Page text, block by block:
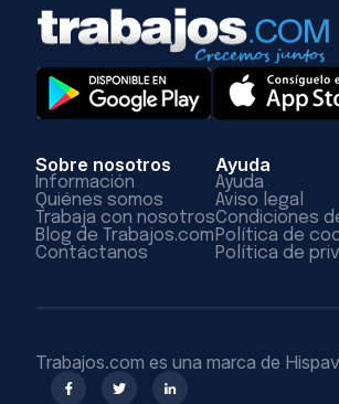
Sobre nosotros
Información
Quiénes somos
Trabaja con nosotros
Blog de Trabajos.com
Contáctanos
Ayuda
Ayuda
Aviso legal
Condiciones
Política de
Política de
Trabajos.com es una marca de